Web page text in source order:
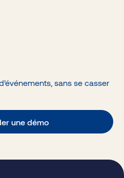
sans se casser
une démo